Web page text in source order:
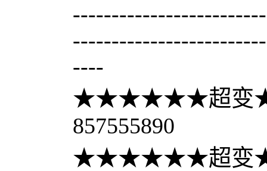
----
★★★★★★超变
857555890
★★★★★★超变